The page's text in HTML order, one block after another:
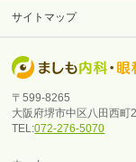
サイトマップ
〒599-8265
大阪府堺市中区八田西町
TEL:072-276-5070